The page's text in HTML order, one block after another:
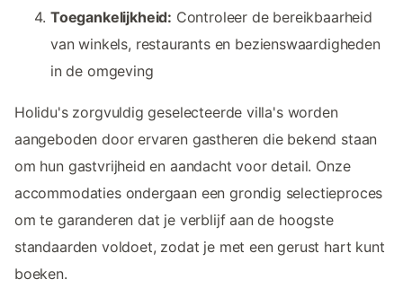
Toegankelijkheid: Controleer de bereikbaarheid
van winkels, restaurants en bezienswaardigheden
in de omgeving
Holidu's zorgvuldig geselecteerde villa's worden
aangeboden door ervaren gastheren die bekend staan
om hun gastvrijheid en aandacht voor detail. Onze
accommodaties ondergaan een grondig selectieproces
om te garanderen dat je verblijf aan de hoogste
standaarden voldoet, zodat je met een gerust hart kunt
boeken.